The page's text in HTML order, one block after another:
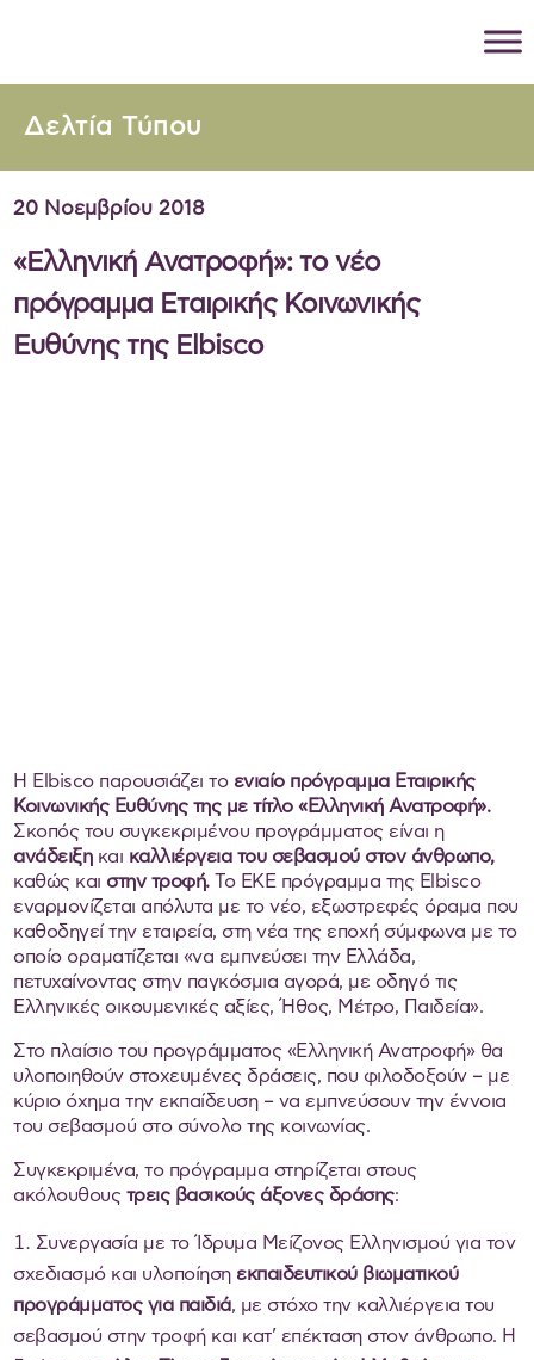
Δελτία Τύπου
20 Νοεμβρίου 2018
«Ελληνική Ανατροφή»: το νέο
πρόγραμμα Εταιρικής Κοινωνικής
Ευθύνης της Elbisco
Η Elbisco παρουσιάζει το ενιαίο πρόγραμμα Εταιρικής
Κοινωνικής Ευθύνης της με τίτλο «Ελληνική Ανατροφή».
Σκοπός του συγκεκριμένου προγράμματος είναι η
ανάδειξηκαι καλλιέργεια του σεβασμού στον άνθρωπο,
καθώς και στην τροφή.Το ΕΚΕ πρόγραμμα της Elbisco
εναρμονίζεται απόλυτα με το νέο, εξωστρεφές όραμα που
καθοδηγεί την εταιρεία, στη νέα της εποχή σύμφωνα με το
οποίο οραματίζεται «να εμπνεύσει την Ελλάδα,
πετυχαίνοντας στην παγκόσμια αγορά, με οδηγό τις
Ελληνικές οικουμενικές αξίες, Ήθος, Μέτρο, Παιδεία».
Στο πλαίσιο του προγράμματος «Ελληνική Ανατροφή» θα
υλοποιηθούν στοχευμένες δράσεις, που φιλοδοξούν – με
κύριο όχημα την εκπαίδευση – να εμπνεύσουν την έννοια
του σεβασμού στο σύνολο της κοινωνίας.
Συγκεκριμένα, το πρόγραμμα στηρίζεται στους
ακόλουθους τρεις βασικούς άξονες δράσης:
Συνεργασία με το Ίδρυμα Μείζονος Ελληνισμού για τον
σχεδιασμό και υλοποίηση εκπαιδευτικού βιωματικού
προγράμματος για παιδιά, με στόχο την καλλιέργεια του
σεβασμού στην τροφή και κατ’ επέκταση στον άνθρωπο. Η